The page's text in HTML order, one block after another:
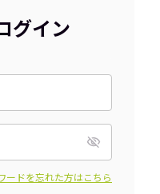
グイン
ードを忘れた方はこちら